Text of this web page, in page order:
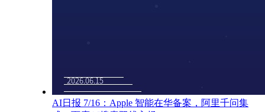
AI日报 7/16：Apple 智能在华备案，阿里千问集